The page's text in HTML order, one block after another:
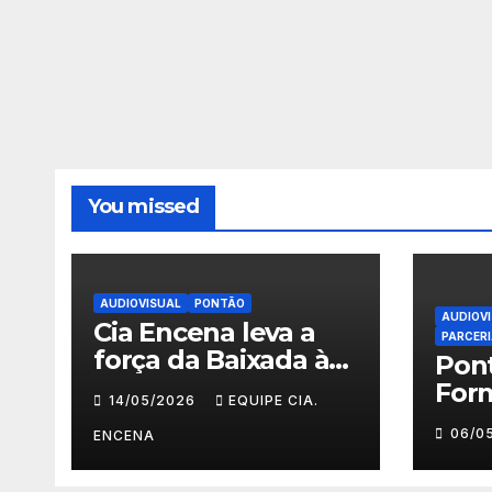
You missed
AUDIOVISUAL PONTÃO
Cia Encena leva a
força da Baixada à
ACRJ e abre
inscrições para a 2ª
turma do Fazendo
Meu Primeiro
14/05/2026 EQUIPE CIA.
ENCENA 06/